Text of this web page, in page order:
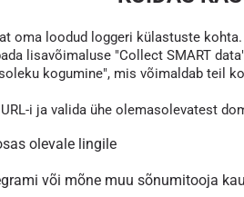
loodud loggeri külastuste
lisavõimaluse "Collect SMART
kogumine", mis võimaldab teil
i ja valida ühe olemasolevatest
olevale lingile
või mõne muu sõnumitooja